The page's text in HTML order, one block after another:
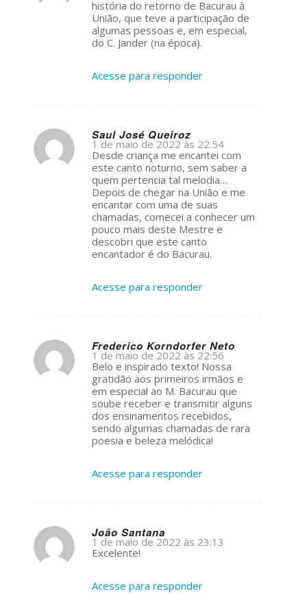
história do retorno de Bacurau à
União, que teve a participação de
algumas pessoas e, em especial,
do C. Jander (na época).
Acesse para responder
Saul José Queiroz
s
ays:
1 de maio de 2022 às 22:54
Desde criança me encantei com
este canto noturno, sem saber a
quem pertencia tal melodia…
Depois de chegar na União e me
encantar com uma de suas
chamadas, comecei a conhecer um
pouco mais deste Mestre e
descobri que este canto
encantador é do Bacurau.
Acesse para responder
Frederico Korndorfer Neto
s
ays:
1 de maio de 2022 às 22:56
Belo e inspirado texto! Nossa
gratidão aos primeiros irmãos e
em especial ao M. Bacurau que
soube receber e transmitir alguns
dos ensinamentos recebidos,
sendo algumas chamadas de rara
poesia e beleza melódica!
Acesse para responder
João Santana
s
ays:
1 de maio de 2022 às 23:13
Excelente!
Acesse para responder